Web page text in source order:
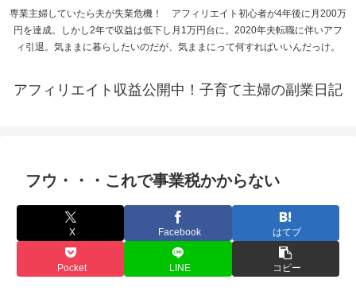
専業主婦していたら夫が失業危機！ アフィリエイト初心者が4年後に月200万
円を達成。しかし2年で収益は低下し月1万円台に。2020年夫転職に伴いアフ
ィ引退。気ままに暮らしたいのだが、気ままにって何すればいいんだっけ。
アフィリエイト収益公開中！子育て主婦の副業日記
フウ・・・これで事業税かからない
X Facebook はてブ
Pocket LINE コピー